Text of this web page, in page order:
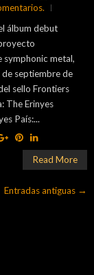
álbum debut
symphonic metal,
septiembre de
sello Frontiers
The Erinyes
País:...
Read More
Entradas antiguas →